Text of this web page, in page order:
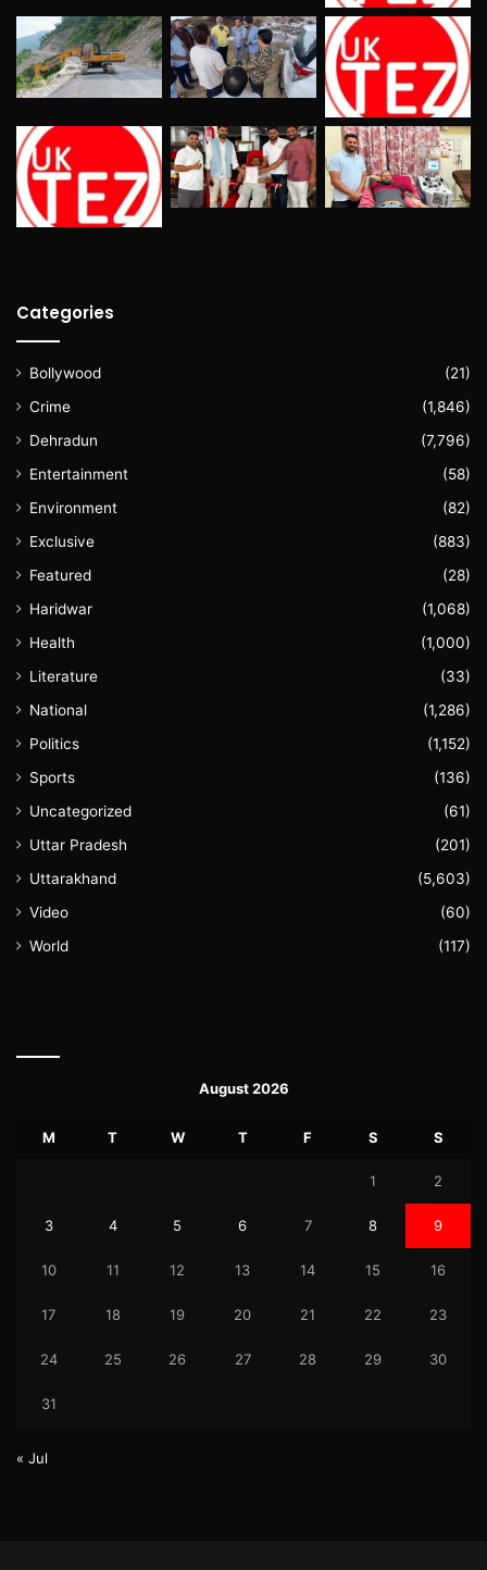
Categories
Bollywood
(21)
Crime
(1,846)
Dehradun
(7,796)
Entertainment
(58)
Environment
(82)
Exclusive
(883)
Featured
(28)
Haridwar
(1,068)
Health
(1,000)
Literature
(33)
National
(1,286)
Politics
(1,152)
Sports
(136)
Uncategorized
(61)
Uttar Pradesh
(201)
Uttarakhand
(5,603)
Video
(60)
World
(117)
August 2026
M T W T F S S
1 2
3 4 5 6 7 8 9
10 11 12 13 14 15 16
17 18 19 20 21 22 23
24 25 26 27 28 29 30
31
« Jul